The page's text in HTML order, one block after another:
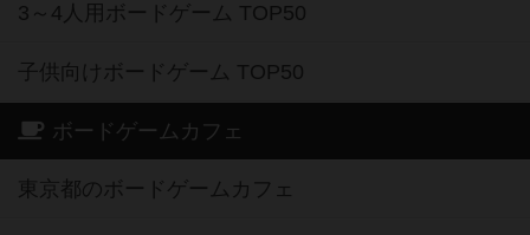
3～4人用ボードゲーム TOP50
子供向けボードゲーム TOP50
ボードゲームカフェ
東京都のボードゲームカフェ